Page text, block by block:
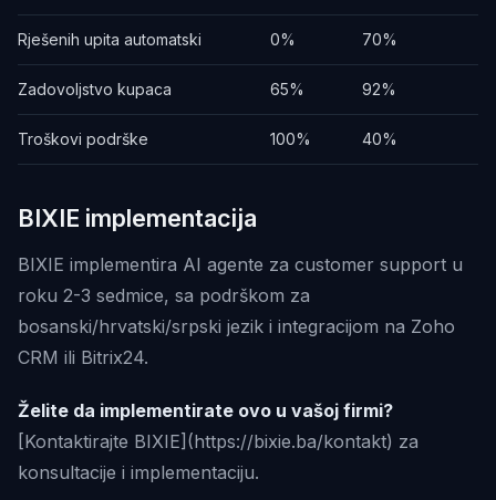
Rješenih upita automatski 0% 70%
Zadovoljstvo kupaca 65% 92%
Troškovi podrške 100% 40%
BIXIE implementacija
BIXIE implementira AI agente za customer support u
roku 2-3 sedmice, sa podrškom za
bosanski/hrvatski/srpski jezik i integracijom na Zoho
CRM ili Bitrix24.
Želite da implementirate ovo u vašoj firmi?
[Kontaktirajte BIXIE](https://bixie.ba/kontakt) za
konsultacije i implementaciju.